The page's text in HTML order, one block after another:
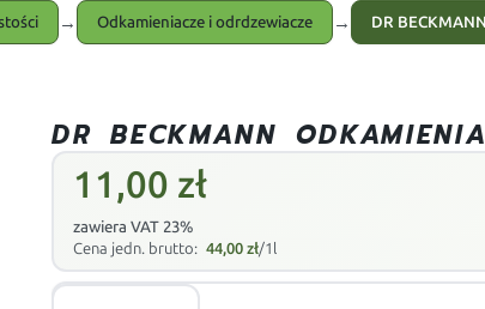
→ Odkamieniacze i odrdzewiacze → DR
DR BECKMANN
11,00 zł
zawiera VAT 23%
Cena jedn. brutto: 44,00zł/1l